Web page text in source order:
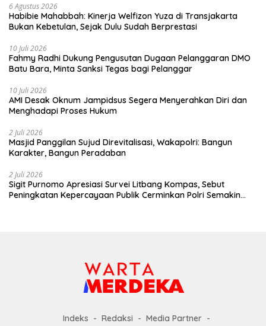
6 Agustus 2026
Habibie Mahabbah: Kinerja Welfizon Yuza di Transjakarta
Bukan Kebetulan, Sejak Dulu Sudah Berprestasi
10 Juli 2026
Fahmy Radhi Dukung Pengusutan Dugaan Pelanggaran DMO
Batu Bara, Minta Sanksi Tegas bagi Pelanggar
10 Juli 2026
AMI Desak Oknum Jampidsus Segera Menyerahkan Diri dan
Menghadapi Proses Hukum
2 Juli 2026
Masjid Panggilan Sujud Direvitalisasi, Wakapolri: Bangun
Karakter, Bangun Peradaban
2 Juli 2026
Sigit Purnomo Apresiasi Survei Litbang Kompas, Sebut
Peningkatan Kepercayaan Publik Cerminkan Polri Semakin
Indeks Redaksi
Media Partner